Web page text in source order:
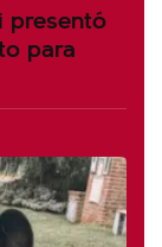
presentó
para